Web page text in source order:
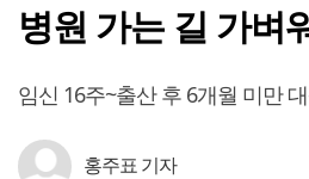
병원 가는 길 가벼
임신 16주~출산 후 6개월 미만
홍주표 기자